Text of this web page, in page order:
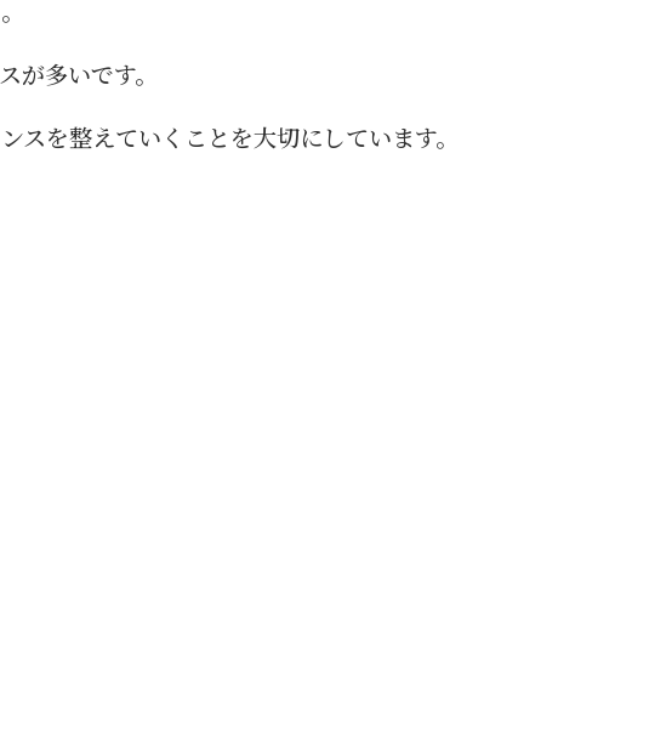
多いです。
を整えていくことを大切にしています。